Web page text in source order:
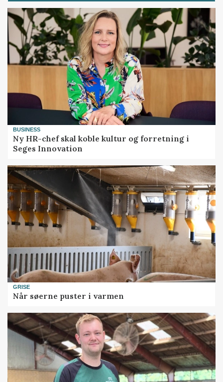
BUSINESS
Ny HR-chef skal koble kultur og forretning i
Seges Innovation
GRISE
Når søerne puster i varmen